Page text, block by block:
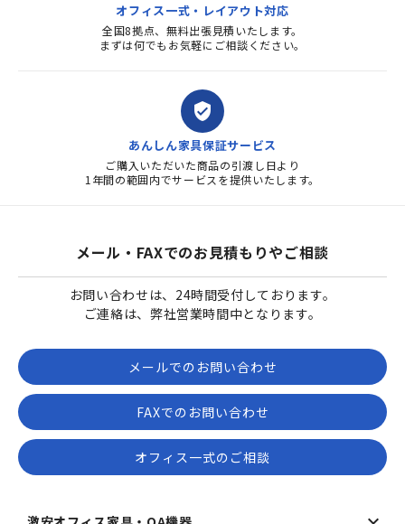
オフィス一式・レイアウト対応
全国8拠点、無料出張見積いたします。
まずは何でもお気軽にご相談ください。
verified_user
あんしん家具保証サービス
ご購入いただいた商品の引渡し日より
1年間の範囲内でサービスを提供いたします。
メール・FAXでのお見積もりやご相談
お問い合わせは、24時間受付しております。
ご連絡は、弊社営業時間中となります。
メールでのお問い合わせ
FAXでのお問い合わせ
オフィス一式のご相談